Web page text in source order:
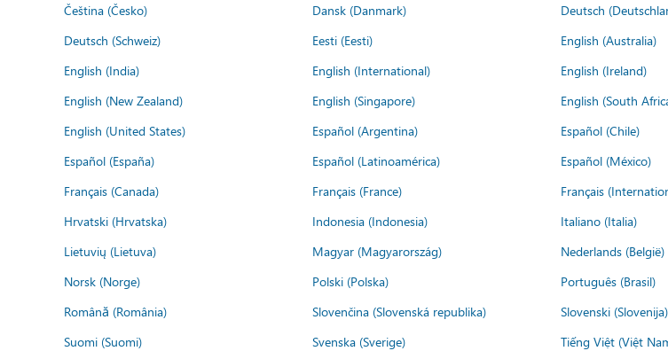
Čeština (Česko) Dansk (Danmark) Deutsch
Deutsch (Schweiz)
Eesti (Eesti) English (Australia)
English (India)
English (International) English (Ireland)
English (New Zealand)
English (Singapore) English (South
English (United States)
Español (Argentina) Español (Chile)
Español (España)
Español (Latinoamérica) Español (México)
Français (Canada)
Français (France) Français
Hrvatski (Hrvatska)
Indonesia (Indonesia) Italiano (Italia)
Lietuvių (Lietuva)
Magyar (Magyarország) Nederlands (België)
Norsk (Norge)
Polski (Polska) Português (Brasil)
Română (România)
Slovenčina (Slovenská republika) Slovenski (Slovenija)
Suomi (Suomi)
Svenska (Sverige) Tiếng Việt (Việt